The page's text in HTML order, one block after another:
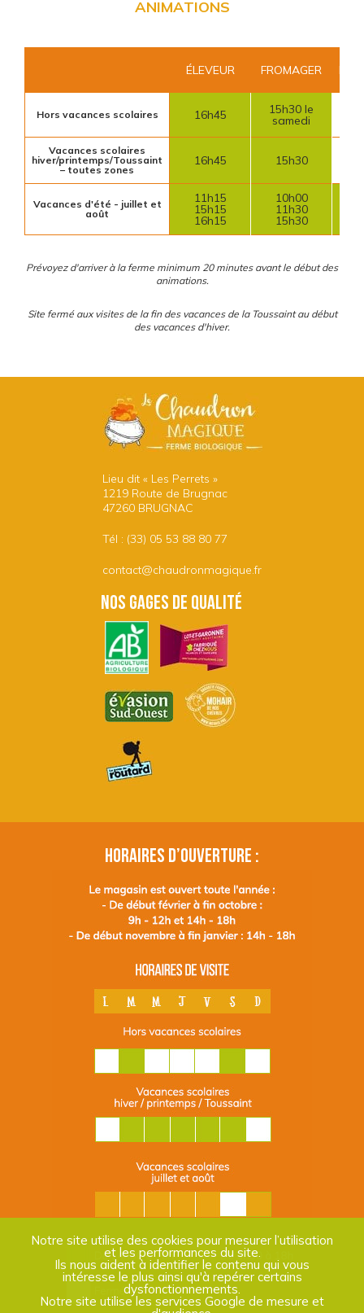
ANIMATIONS
ÉLEVEUR FROMAGER
Hors vacances scolaires 16h45 15h30 le
samedi
Vacances scolaires
hiver/printemps/Toussaint
– toutes zones
16h45 15h30
Vacances d'été - juillet et
août
11h15
15h15
16h15
10h00
11h30
15h30
Prévoyez d'arriver à la ferme minimum 20 minutes avant le début des
animations.
Site fermé aux visites de la fin des vacances de la Toussaint au début
des vacances d'hiver.
Lieu dit « Les Perrets »
1219 Route de Brugnac
47260 BRUGNAC
Tél : (33) 05 53 88 80 77
contact@chaudronmagique.fr
NOS GAGES DE QUALITÉ
HORAIRES D’OUVERTURE :
Notre site utilise des cookies pour mesurer l’utilisation
et les performances du site.
Ils nous aident à identifier le contenu qui vous
intéresse le plus ainsi qu'à repérer certains
dysfonctionnements.
Notre site utilise les services Google de mesure et